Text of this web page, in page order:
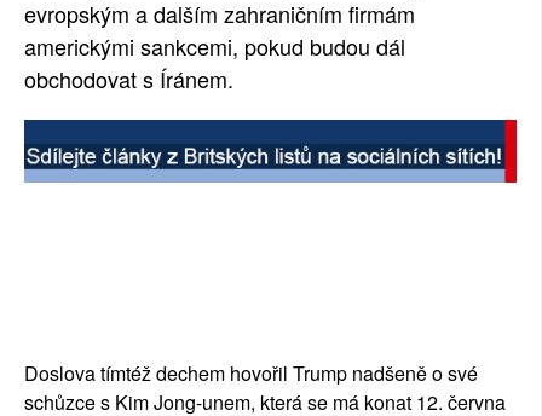
evropským a dalším zahraničním firmám
americkými sankcemi, pokud budou dál
obchodovat s Íránem.
Doslova tímtéž dechem hovořil Trump nadšeně o své
schůzce s Kim Jong-unem, která se má konat 12. června